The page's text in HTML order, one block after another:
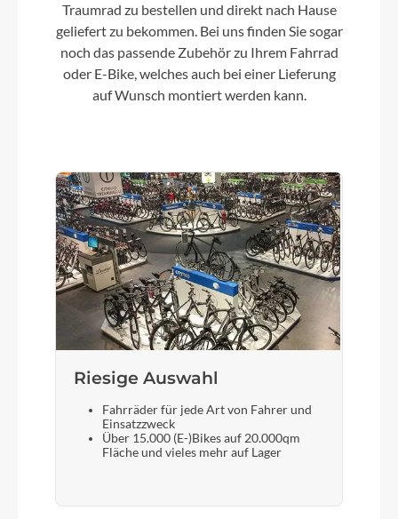
KMC X10
Vorderrad Nabe
Shimano FH-TX505, QR, Centerlock
Gewicht
14,2kg
Umwerfer
Shimano Deore FD-T6000, Top-Swing, 31.8mm
Laufradgröße
XS (46cm), S (50cm), M (54cm)
Schalthebel
Shimano Deore SL-M6000, Rapidfire-Plus
Bremshebel
Traumrad zu bestellen und direkt nach Hause
geliefert zu bekommen. Bei uns finden Sie sogar
noch das passende Zubehör zu Ihrem Fahrrad
oder E-Bike, welches auch bei einer Lieferung
auf Wunsch montiert werden kann.
Riesige Auswahl
Fahrräder für jede Art von Fahrer und
Einsatzzweck
Über 15.000 (E-)Bikes auf 20.000qm
Fläche und vieles mehr auf Lager